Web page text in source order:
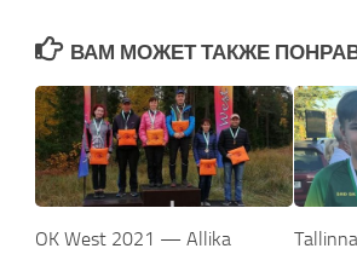
ВАМ МОЖЕТ ТАКЖЕ
OK West 2021 — Allika